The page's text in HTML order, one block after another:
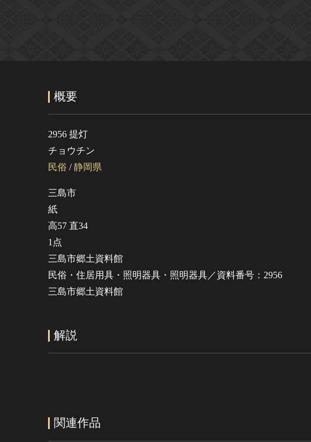
概要
2956 提灯
チョウチン
民俗 /静岡県
三島市
紙
高57 直34
1点
三島市郷土資料館
民俗・住居用具・照明器具・照明器具／資料番号：2956
三島市郷土資料館
解説
関連作品